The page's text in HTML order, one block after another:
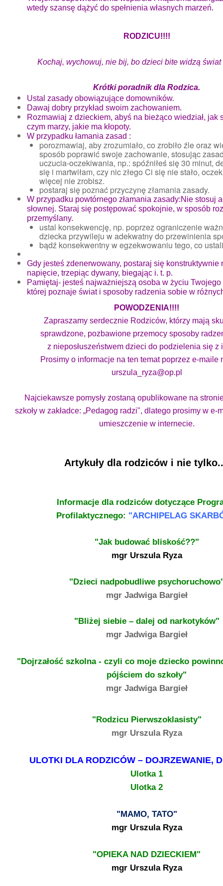
wtedy szansę dążyć do spełnienia własnych marzeń.
RODZICU!!!!
Kochaj, wychowuj, nie bij, bo dzieci bite widzą świat
Krótki poradnik dla Rodzica.
Ustal zasady obowiązujące domowników.
Dawaj dobry przykład swoim zachowaniem.
Rozmawiaj z dzieckiem, abyś na bieżąco wiedział, jak
czym marzy, jakie ma kłopoty.
W przypadku łamania zasad :
porozmawiaj, aby zrozumiało, co zrobiło źle oraz
sposób poprawić swoje zachowanie, stosując
uczucia-oczekiwania, np.: spóźniłeś się 30 minut,
się i martwiłam, czy nic złego Ci się nie stało,
więcej nie zrobisz.
postaraj się poznać przyczynę złamania zasady.
W przypadku powtórnego złamania zasady:Nie stosuj
słownej. Staraj się postępować spokojnie, w sposób
przemyślany.
ustal konsekwencję, np. poprzez ograniczenie
dziecka przywileju w adekwatny do przewinienia
bądź konsekwentny w egzekwowaniu tego, co
Gdy jesteś zdenerwowany, postaraj się konstruktywnie
napięcie, trzepiąc dywany, biegając i. t. p.
Pamiętaj- jesteś najważniejszą osoba w życiu
której poznaje świat i sposoby radzenia sobie w
POWODZENIA!!!!
Zapraszamy serdecznie Rodziców, którzy mają
sprawdzone, pozbawione przemocy sposoby
z nieposłuszeństwem dzieci do podzielenia się z
Prosimy o informacje na ten temat poprzez e-maile
urszula_ryza@op.pl
Najciekawsze pomysły zostaną opublikowane na
szkoły w zakładce: „Pedagog radzi", dlatego prosimy w e-
umieszczenie w internecie.
Artykuły dla rodziców i nie
Informacje dla rodziców dotyczące
Profilaktycznego: "ARCHIPELAG
"Jak budować bliskość??"
mgr Urszula Ryza
"Dzieci nadpobudliwe
mgr Jadwiga Bargieł
"Bliżej siebie – dalej od narkotyków"
mgr Jadwiga Bargieł
"Dojrzałość szkolna - czyli co moje dziecko
pójściem do szkoły"
mgr Jadwiga Bargieł
"Rodzicu Pierwszoklasisty"
mgr Urszula Ryza
ULOTKI DLA RODZICÓW – DOJRZEWANIE,
Ulotka 1
Ulotka 2
"MAMO, TATO"
mgr Urszula Ryza
"OPIEKA NAD DZIECKIEM"
mgr Urszula Ryza